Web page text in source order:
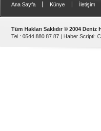
Ana Sayfa Künye İletişim
Tüm Hakları Saklıdır © 2004 Deniz
Tel : 0544 880 87 87 | Haber Scripti: